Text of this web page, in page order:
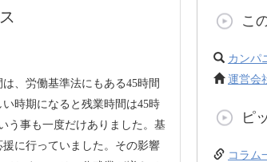
、労働基準法にもある45時間
時期になると残業時間は45時
う事も一度だけありました。基
に行っていました。その影響
こ
カンパ
運営会
ピ
コラム